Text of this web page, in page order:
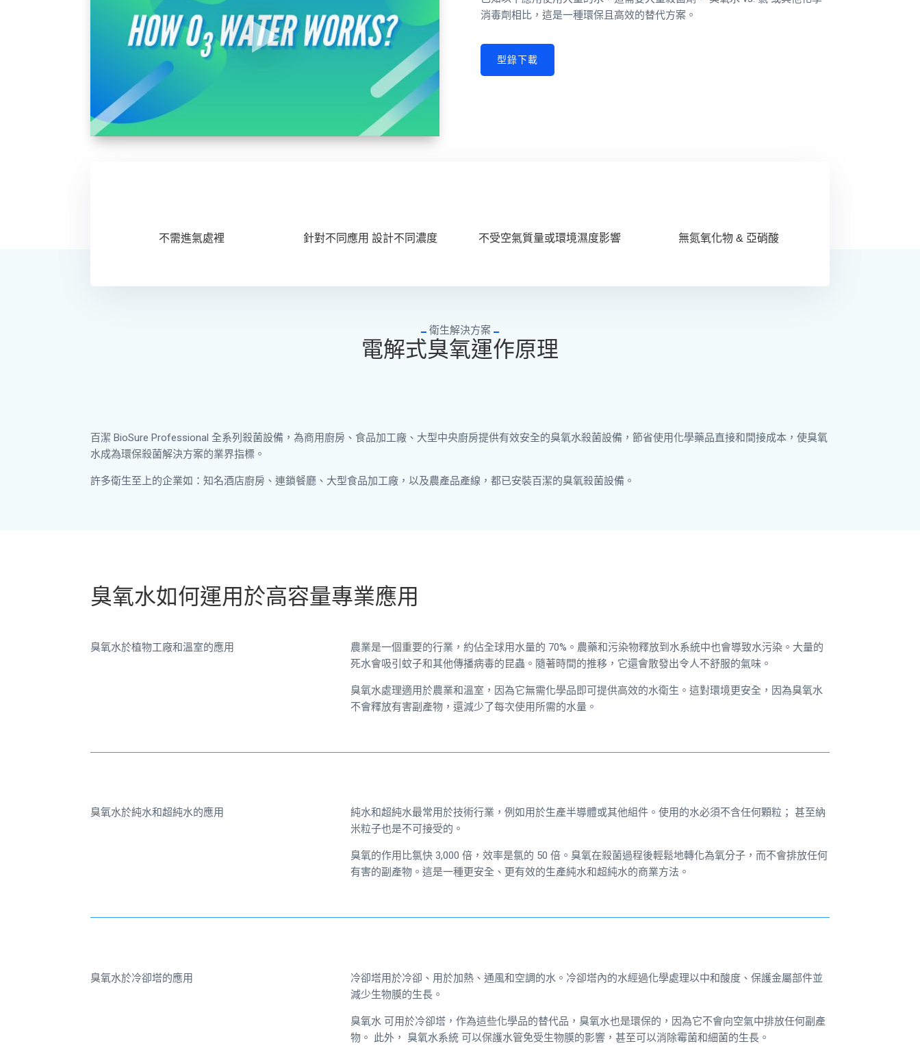
消毒劑相比，這是一種環保且高效的替代方案。
型錄下載
不需進氣處裡 針對不同應用 設計不同濃度 不受空氣質量或環境濕度影響 無氮氧化物 & 亞硝酸
衛生解決方案
電解式臭氧運作原理
百潔 BioSure Professional 全系列殺菌設備，為商用廚房、食品加工廠、大型中央廚房提供有效安全的臭氧水殺菌設備，節省使用化學藥品直接和間接成本，使臭氧
水成為環保殺菌解決方案的業界指標。
許多衛生至上的企業如：知名酒店廚房、連鎖餐廳、大型食品加工廠，以及農產品產線，都已安裝百潔的臭氧殺菌設備。
臭氧水如何運用於高容量專業應用
臭氧水於植物工廠和溫室的應用
農業是一個重要的行業，約佔全球用水量的 70%。農藥和污染物釋放到水系統中也會導致水污染。大量的
死水會吸引蚊子和其他傳播病毒的昆蟲。隨著時間的推移，它還會散發出令人不舒服的氣味。
臭氧水處理適用於農業和溫室，因為它無需化學品即可提供高效的水衛生。這對環境更安全，因為臭氧水
不會釋放有害副產物，還減少了每次使用所需的水量。
臭氧水於純水和超純水的應用
純水和超純水最常用於技術行業，例如用於生產半導體或其他組件。使用的水必須不含任何顆粒； 甚至納
米粒子也是不可接受的。
臭氧的作用比氯快 3,000 倍，效率是氯的 50 倍。臭氧在殺菌過程後輕鬆地轉化為氧分子，而不會排放任何
有害的副產物。這是一種更安全、更有效的生產純水和超純水的商業方法。
臭氧水於冷卻塔的應用
冷卻塔用於冷卻、用於加熱、通風和空調的水。冷卻塔內的水經過化學處理以中和酸度、保護金屬部件並
減少生物膜的生長。
臭氧水可用於冷卻塔，作為這些化學品的替代品，臭氧水也是環保的，因為它不會向空氣中排放任何副產
物。
此外， 臭氧水系統可以保護水管免受生物膜的影響，甚至可以消除霉菌和細菌的生長。